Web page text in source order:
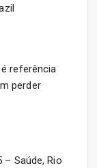
referência
perder
– Saúde, Rio